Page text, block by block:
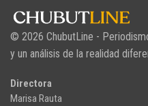
© 2026 ChubutLine -
y un análisis de la realidad
Directora
Marisa Rauta